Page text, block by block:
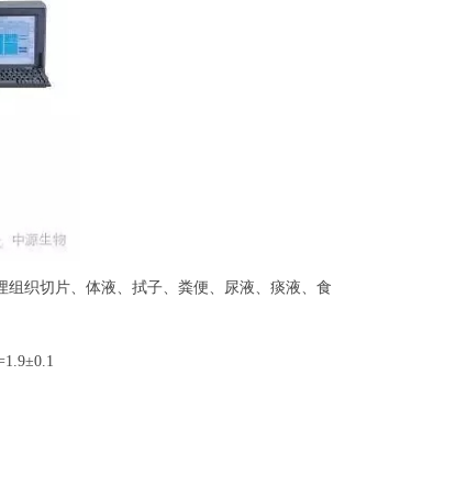
织切片、体液、拭子、粪便、尿液、痰液、食